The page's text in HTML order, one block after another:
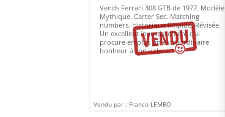
Vends Ferrari 308 GTB de 1977. Modèle
Mythique. Carter Sec. Matching
numbers. Historique limpide. Révisée.
Un excellent investissement qui
procure en plus un extraordinaire
bonheur à son volant.
Vendu par : Franco LEMBO